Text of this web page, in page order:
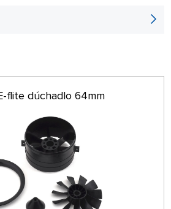
sklade
NA STRÁNKE
flite dúchadlo 64mm